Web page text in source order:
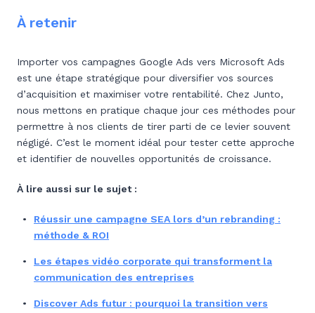
À retenir
Importer vos campagnes Google Ads vers Microsoft Ads
est une étape stratégique pour diversifier vos sources
d’acquisition et maximiser votre rentabilité. Chez Junto,
nous mettons en pratique chaque jour ces méthodes pour
permettre à nos clients de tirer parti de ce levier souvent
négligé. C’est le moment idéal pour tester cette approche
et identifier de nouvelles opportunités de croissance.
À lire aussi sur le sujet :
Réussir une campagne SEA lors d’un rebranding :
méthode & ROI
Les étapes vidéo corporate qui transforment la
communication des entreprises
Discover Ads futur : pourquoi la transition vers